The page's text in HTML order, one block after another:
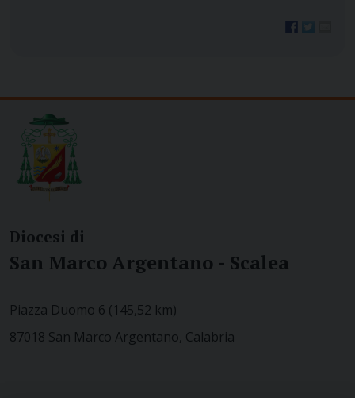
Diocesi di
San Marco Argentano - Scalea
Piazza Duomo 6 (145,52 km)
87018 San Marco Argentano, Calabria